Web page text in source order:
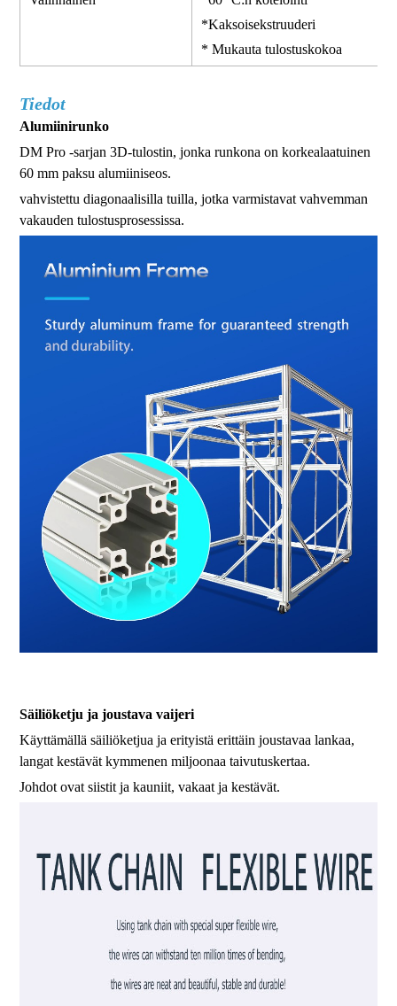
*Kaksoisekstruuderi
* Mukauta tulostuskokoa
Tiedot
Alumiinirunko
DM Pro -sarjan 3D-tulostin, jonka runkona on korkealaatuinen
60 mm paksu alumiiniseos.
vahvistettu diagonaalisilla tuilla, jotka varmistavat vahvemman
vakauden tulostusprosessissa.
Säiliöketju ja joustava vaijeri
Käyttämällä säiliöketjua ja erityistä erittäin joustavaa lankaa,
langat kestävät kymmenen miljoonaa taivutuskertaa.
Johdot ovat siistit ja kauniit, vakaat ja kestävät.